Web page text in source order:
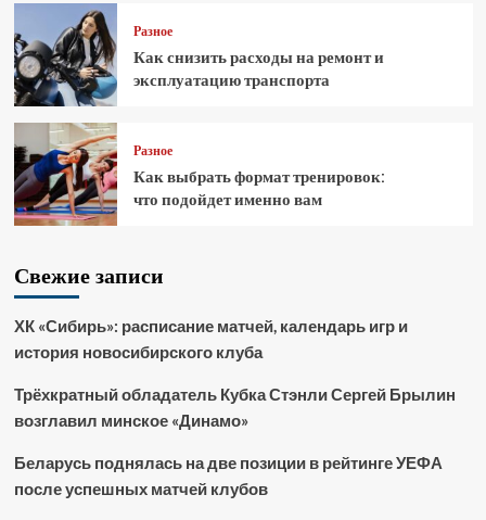
Разное
Как снизить расходы на ремонт и
эксплуатацию транспорта
Разное
Как выбрать формат тренировок:
что подойдет именно вам
Свежие записи
ХК «Сибирь»: расписание матчей, календарь игр и
история новосибирского клуба
Трёхкратный обладатель Кубка Стэнли Сергей Брылин
возглавил минское «Динамо»
Беларусь поднялась на две позиции в рейтинге УЕФА
после успешных матчей клубов